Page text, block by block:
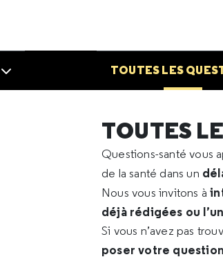
TOUTES LES
TOUTES
Questions-santé vous
de la santé dans un
Nous vous invitons à
déjà rédigées ou
Si vous n’avez pas
poser votre